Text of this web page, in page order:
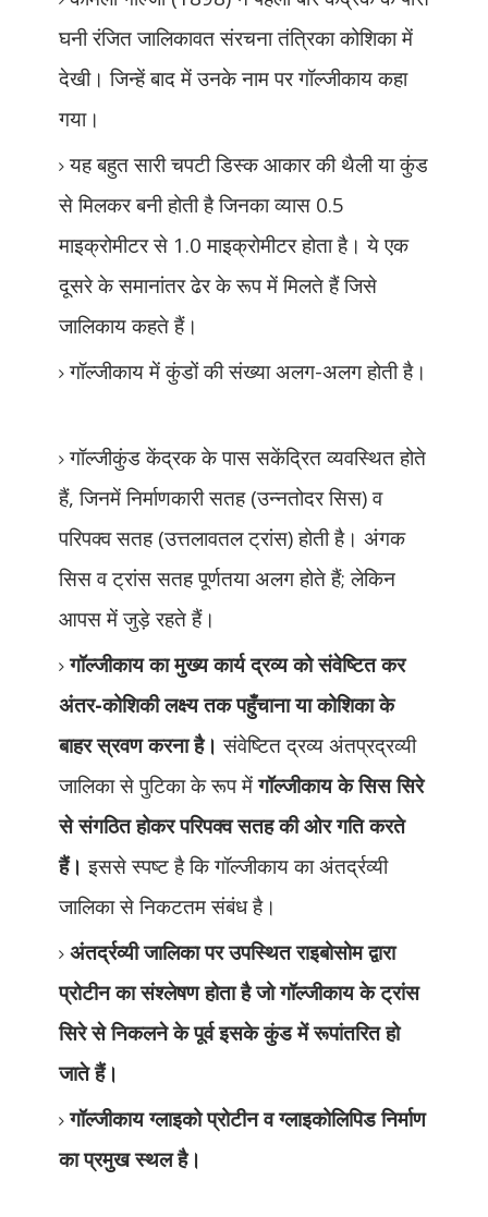
घनी रंजित जालिकावत संरचना तंत्रिका कोशिका में
देखी। जिन्हें बाद में उनके नाम पर गॉल्जीकाय कहा
गया।
यह बहुत सारी चपटी डिस्क आकार की थैली या कुंड
से मिलकर बनी होती है जिनका व्यास 0.5
माइक्रोमीटर से 1.0 माइक्रोमीटर होता है। ये एक
दूसरे के समानांतर ढेर के रूप में मिलते हैं जिसे
जालिकाय कहते हैं।
गॉल्जीकाय में कुंडों की संख्या अलग-अलग होती है।
गॉल्जीकुंड केंद्रक के पास सकेंद्रित व्यवस्थित होते
हैं,जिनमें निर्माणकारी सतह (उन्नतोदर सिस) व
परिपक्व सतह (उत्तलावतल ट्रांस) होती है। अंगक
सिस व ट्रांस सतह पूर्णतया अलग होते हैं;लेकिन
आपस में जुड़े रहते हैं।
गॉल्जीकाय का मुख्य कार्य द्रव्य को संवेष्टित कर
अंतर-कोशिकी लक्ष्य तक पहुँचाना या कोशिका के
बाहर स्रवण करना है। संवेष्टित द्रव्य अंतप्रद्रव्यी
जालिका से पुटिका के रूप मेंगॉल्जीकाय के सिस सिरे
से संगठित होकर परिपक्व सतह की ओर गति करते
हैं। इससे स्पष्ट है कि गॉल्जीकाय का अंतर्द्रव्यी
जालिका से निकटतम संबंध है।
अंतर्द्रव्यी जालिका पर उपस्थित राइबोसोम द्वारा
प्रोटीन का संश्लेषण होता है जो गॉल्जीकाय के ट्रांस
सिरे से निकलने के पूर्व इसके कुंड में रूपांतरित हो
जाते हैं।
गॉल्जीकाय ग्लाइको प्रोटीन व ग्लाइकोलिपिड निर्माण
का प्रमुख स्थल है।